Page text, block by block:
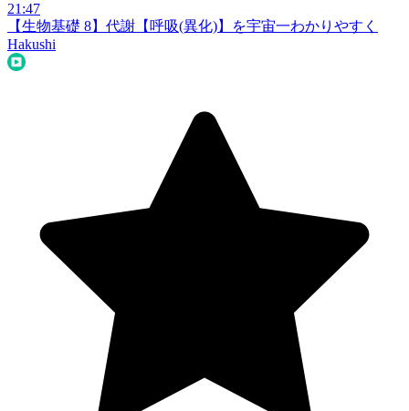
21:47
【生物基礎 8】代謝【呼吸(異化)】を宇宙一わかりやすく
Hakushi